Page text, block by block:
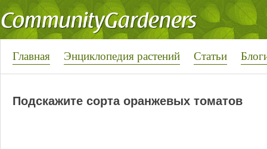
Главная Энциклопедия растений Статьи
Подскажите сорта оранжевых томатов